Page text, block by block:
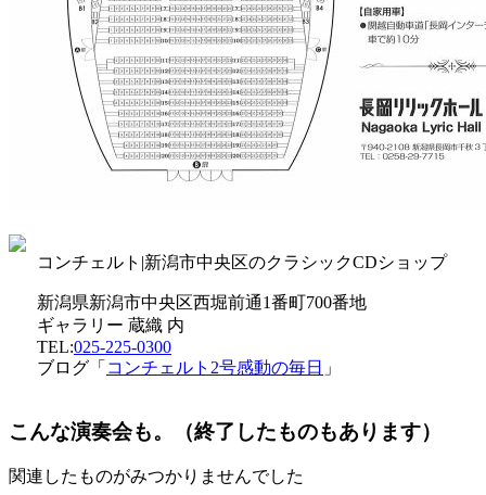
コンチェルト|新潟市中央区のクラシックCDショップ
新潟県新潟市中央区西堀前通1番町700番地
ギャラリー 蔵織 内
TEL:025-225-0300
ブログ「 コンチェルト2号感動の毎日 」
こんな演奏会も。（終了したものもあります）
関連したものがみつかりませんでした